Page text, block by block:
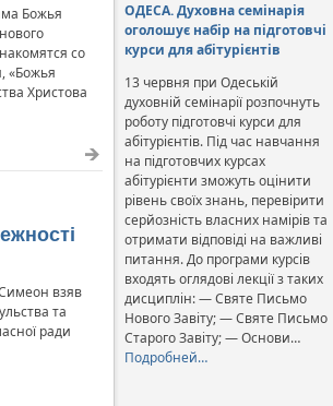
Божья
со
«Божья
Христова
взяв
та
ради
ОДЕСА. Духовна семінарія
оголошує набір на підготовчі
курси для абітурієнтів
13 червня при Одеській
духовній семінарії розпочнуть
роботу підготовчі курси для
абітурієнтів. Під час навчання
на підготовчих курсах
абітурієнти зможуть оцінити
рівень своїх знань, перевірити
серйозність власних намірів та
отримати відповіді на важливі
питання. До програми курсів
входять оглядові лекції з таких
дисциплін: — Святе Письмо
Нового Завіту; — Святе Письмо
Старого Завіту; — Основи…
Подробней…